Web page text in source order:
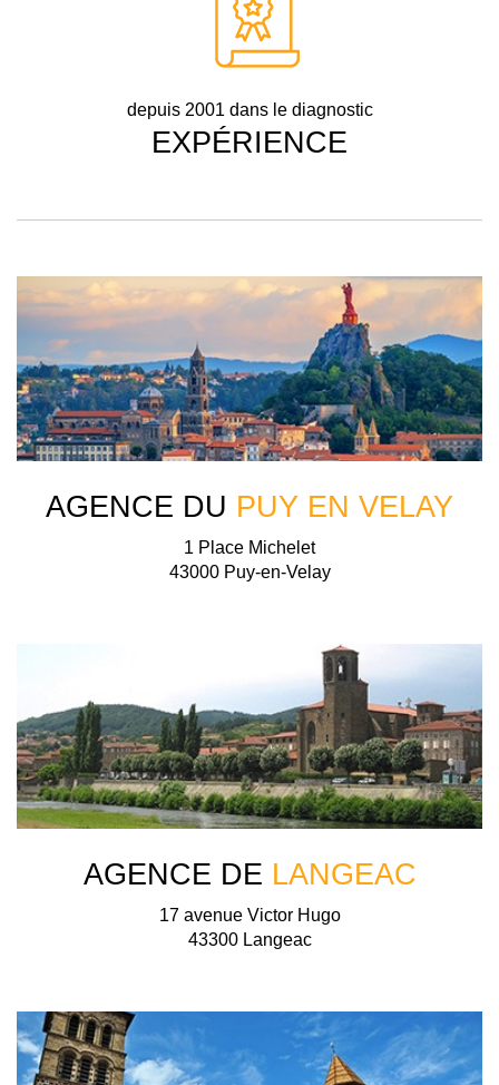
depuis 2001 dans le diagnostic
EXPÉRIENCE
AGENCE DU PUY EN VELAY
1 Place Michelet
43000 Puy-en-Velay
AGENCE DE LANGEAC
17 avenue Victor Hugo
43300 Langeac